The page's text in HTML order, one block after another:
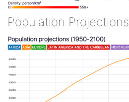
Population Projections